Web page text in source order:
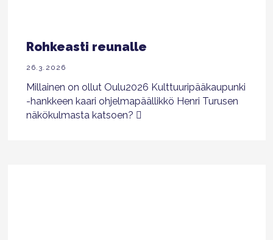
Rohkeasti reunalle
26.3.2026
Millainen on ollut Oulu2026 Kulttuuripääkaupunki
-hankkeen kaari ohjelmapäällikkö Henri Turusen
näkökulmasta katsoen?